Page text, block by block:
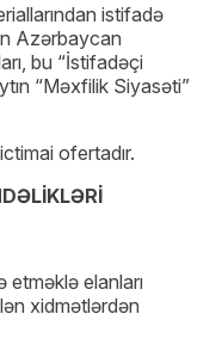
istifadə
Azərbaycan
bu “İstifadəçi
“Məxfilik Siyasəti”
ofertadır.
etməklə elanları
xidmətlərdən